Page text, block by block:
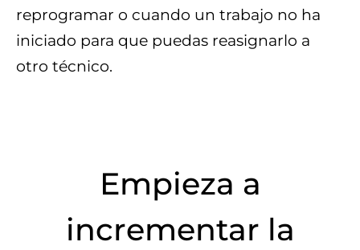
reprogramar o cuando un trabajo no ha
iniciado para que puedas reasignarlo a
otro técnico.
Empieza a
incrementar la